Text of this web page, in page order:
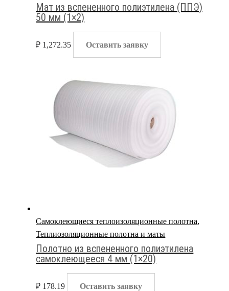
Мат из вспененного полиэтилена (ППЭ)
50 мм (1×2)
₽ 1,272.35 Оставить заявку
Самоклеющиеся теплоизоляционные полотна,
Теплиозоляционные полотна и маты
Полотно из вспененного полиэтилена
самоклеющееся 4 мм (1×20)
₽ 178.19 Оставить заявку